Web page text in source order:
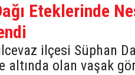
Eteklerinde
ilçesi Süphan
altında olan vaşak